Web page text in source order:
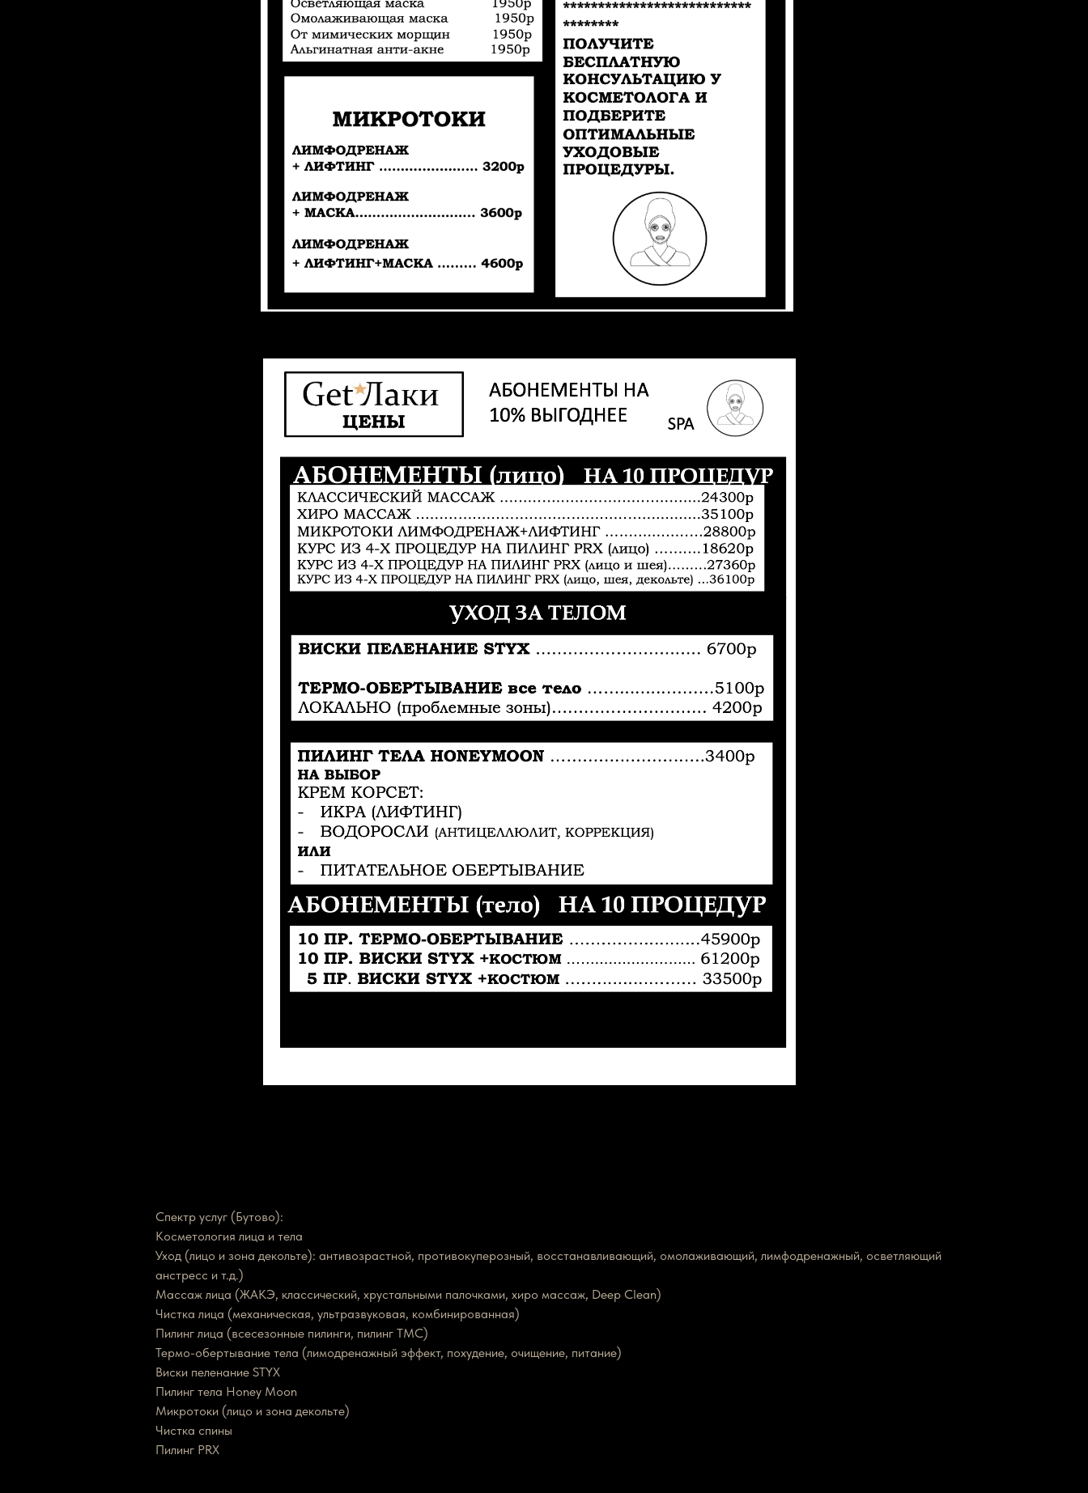
Спектр услуг (Бутово):
Косметология лица и тела
Уход (лицо и зона декольте): антивозрастной, противокуперозный, восстанавливающий, омолаживающий, лимфодренажный, осветляющий
анстресс и т.д.)
Массаж лица (ЖАКЭ, классический, хрустальными палочками, хиро массаж, Deep Clean)
Чистка лица (механическая, ультразвуковая, комбинированная)
Пилинг лица (всесезонные пилинги, пилинг TMC)
Термо-обертывание тела (лимодренажный эффект, похудение, очищение, питание)
Виски пеленание STYX
Пилинг тела Honey Moon
Микротоки (лицо и зона декольте)
Чистка спины
Пилинг PRX